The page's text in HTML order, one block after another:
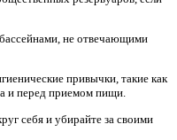
не отвечающими
привычки, такие как
и перед приемом пищи.
себя и убирайте за своими